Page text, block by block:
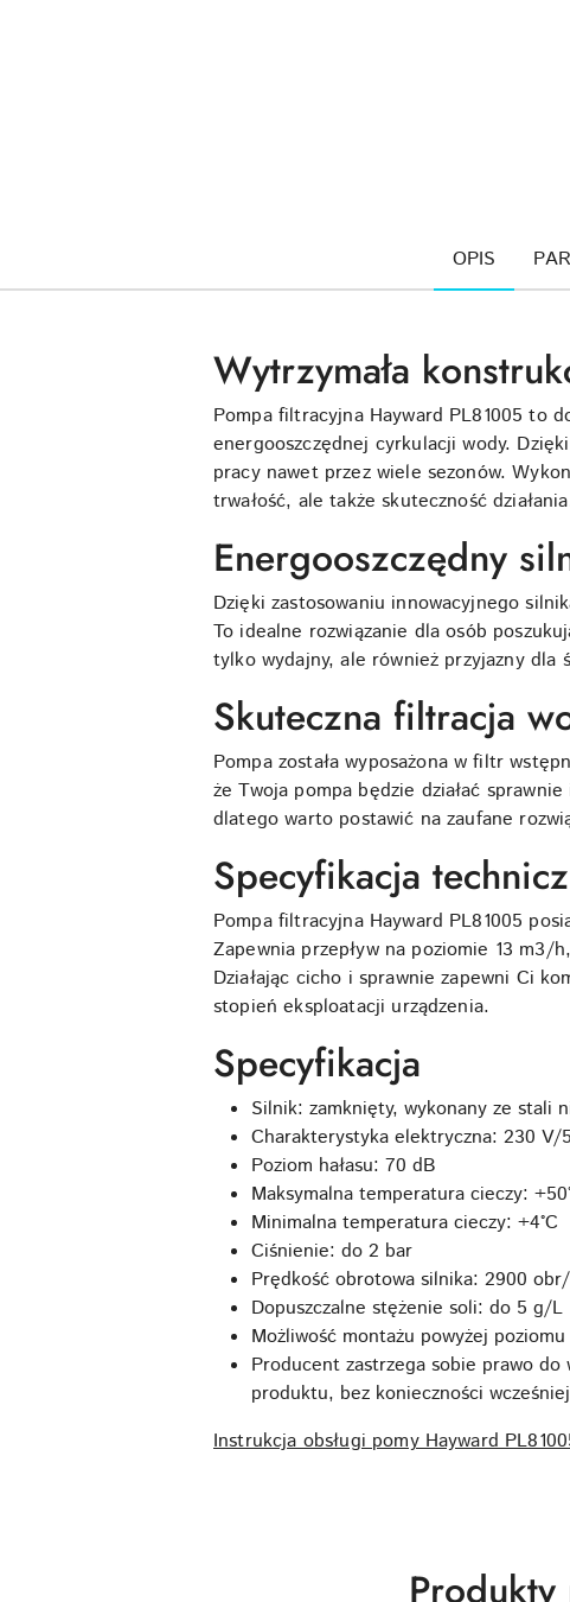
OPIS
Wytrzymała
Pompa filtracyjna Hayward PL81005 to
energooszczędnej cyrkulacji wody.
pracy nawet przez wiele sezonów.
trwałość, ale także skuteczność
Energooszczędny
Dzięki zastosowaniu innowacyjnego
To idealne rozwiązanie dla osób
tylko wydajny, ale również przyjazny
Skuteczna filtracja
Pompa została wyposażona w filtr
że Twoja pompa będzie działać
dlatego warto postawić na zaufane
Specyfikacja
Pompa filtracyjna Hayward PL81005
Zapewnia przepływ na poziomie 13
Działając cicho i sprawnie zapewni Ci
stopień eksploatacji urządzenia.
Specyfikacja
Silnik: zamknięty, wykonany ze stali
Charakterystyka elektryczna: 230 V/
Poziom hałasu: 70 dB
Maksymalna temperatura cieczy:
Minimalna temperatura cieczy: +4°C
Ciśnienie: do 2 bar
Prędkość obrotowa silnika: 2900
Dopuszczalne stężenie soli: do 5 g/L
Możliwość montażu powyżej
Producent zastrzega sobie prawo
produktu, bez konieczności
Instrukcja obsługi pomy Hayward
Produkty